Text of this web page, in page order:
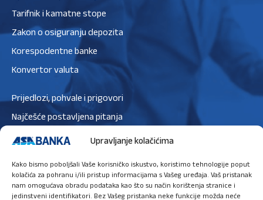
Upravljanje kolačićima
Kako bismo poboljšali Vaše korisničko iskustvo, koristimo tehnologije poput
kolačića za pohranu i/ili pristup informacijama s Vašeg uređaja. Vaš pristanak
nam omogućava obradu podataka kao što su način korištenja stranice i
jedinstveni identifikatori. Bez Vašeg pristanka neke funkcije možda neće
Tarifnik i kamatne stope
Zakon o osiguranju depozita
Korespodentne banke
Konvertor valuta
Prijedlozi, pohvale i prigovori
Najčešće postavljena pitanja
Zaštita podataka
Politika kolačića